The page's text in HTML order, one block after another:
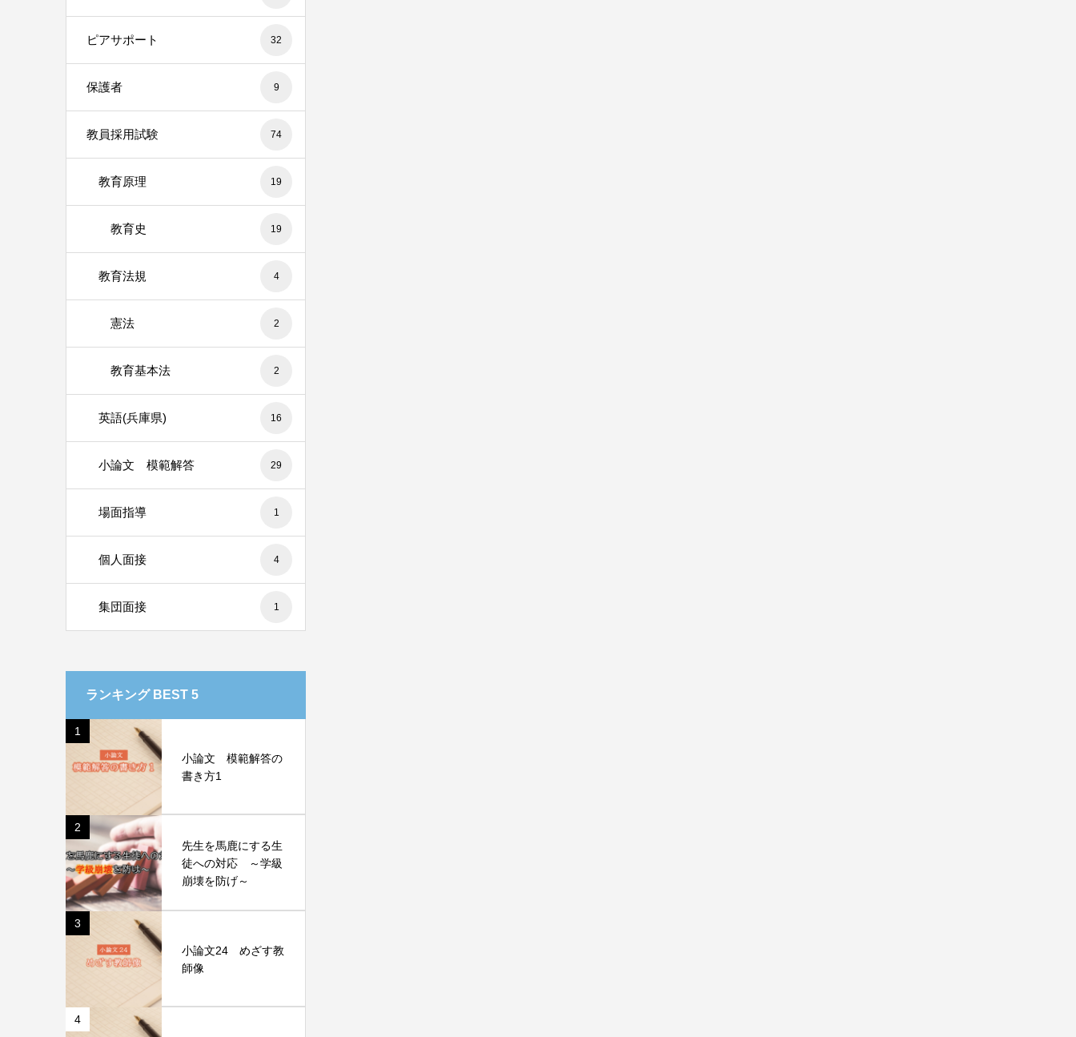
ピアサポート 32
保護者 9
教員採用試験 74
教育原理 19
教育史 19
教育法規 4
憲法 2
教育基本法 2
英語(兵庫県) 16
小論文 模範解答 29
場面指導 1
個人面接 4
集団面接 1
ランキング BEST 5
1
小論文 模範解答の
書き方1
2
先生を馬鹿にする生
徒への対応 ～学級
崩壊を防げ～
3
小論文24 めざす教
師像
4